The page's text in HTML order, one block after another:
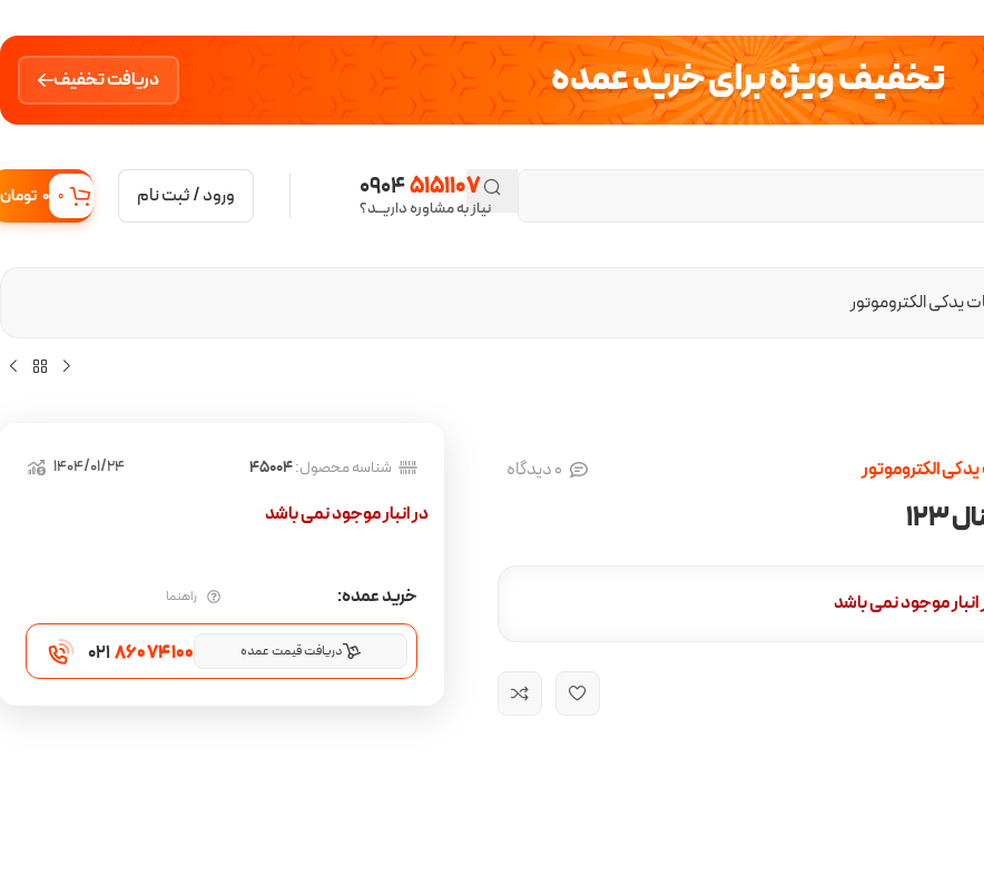
تخفیف ویژه برای خرید عمده دریافت تخفیف
09045151107
نیاز به مشاوره داریــد؟ ورود / ثبت نام 0
0 تومان
یدکی الکتروموتور
الکتروموتور 0دیدگاه
123
انبار موجود نمی باشد
شناسه محصول:45004
1404/01/24
در انبار موجود نمی باشد
خرید عمده: راهنما
دریافت قیمت عمده 021 860 74 100